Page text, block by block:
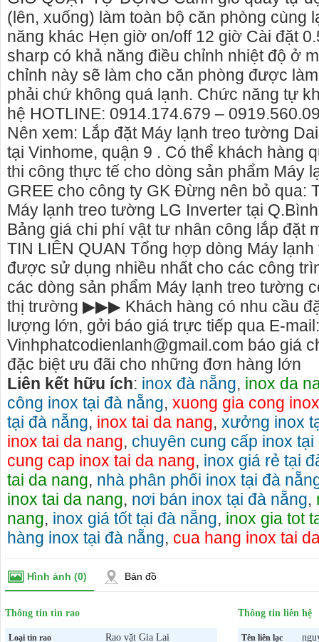
(lên, xuống) làm toàn bộ căn phòng cùng
năng khác Hẹn giờ on/off 12 giờ Cài đặt
sharp có khả năng điều chỉnh nhiệt độ ở
chỉnh này sẽ làm cho căn phòng được
phải chứ không quá lạnh. Chức năng tự
hệ HOTLINE: 0914.174.679 –
Nên xem: Lắp đặt Máy lạnh treo tường
tại Vinhome, quận 9 . Có thể khách hàng
thi công thực tế cho dòng sản phẩm Máy
GREE cho công ty GK Đừng nên bỏ qua:
Máy lạnh treo tường LG Inverter tại
Bảng giá chi phí vật tư nhân công lắp đặt
TIN LIÊN QUAN Tổng hợp dòng Máy
được sử dụng nhiều nhất cho các công
các dòng sản phẩm Máy lạnh treo tường
thị trường ▶▶▶ Khách hàng có nhu cầu
lượng lớn, gởi báo giá trực tiếp qua E-mail:
Vinhphatcodienlanh@gmail.com báo giá
đặc biệt ưu đãi cho những đơn hàng lớn
Liên kết hữu ích: inox đà nẵng, inox da
công inox tại đà nẵng, xuong gia cong
tại đà nẵng, inox tai da nang, xưởng inox
inox tai da nang, chuyên cung cấp inox tại
cung cap inox tai da nang, inox giá rẻ tại
tai da nang, nhà phân phối inox tại đà
inox tai da nang, nơi bán inox tại đà nẵng,
nang, inox giá tốt tại đà nẵng, inox gia tot
hàng inox tại đà nẵng, cua hang inox tai
Hình ảnh (0) Bản đồ
Thông tin tin rao
Loại tin rao Rao vặt Gia Lai
Thông tin liên hệ
Tên liên lạc